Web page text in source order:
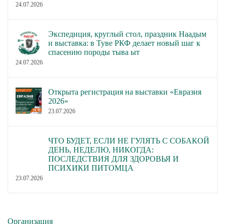
24.07.2026
Экспедиция, круглый стол, праздник Наадым
и выставка: в Туве РКФ делает новый шаг к
спасению породы тыва ыт
24.07.2026
Открыта регистрация на выставки «Евразия
2026»
23.07.2026
ЧТО БУДЕТ, ЕСЛИ НЕ ГУЛЯТЬ С СОБАКОЙ
ДЕНЬ, НЕДЕЛЮ, НИКОГДА:
ПОСЛЕДСТВИЯ ДЛЯ ЗДОРОВЬЯ И
ПСИХИКИ ПИТОМЦА
23.07.2026
Организация